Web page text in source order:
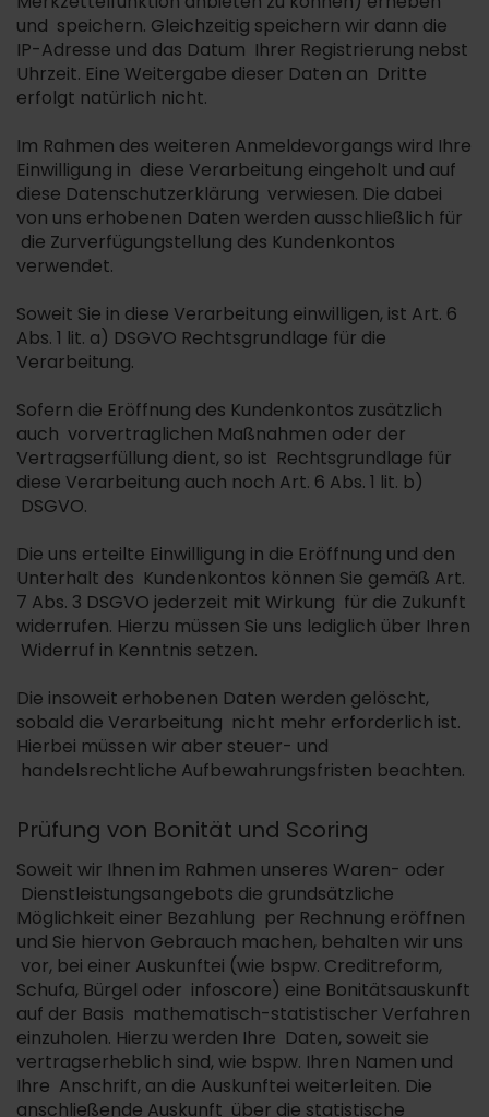
und speichern. Gleichzeitig speichern wir dann die
IP-Adresse und das Datum Ihrer Registrierung nebst
Uhrzeit. Eine Weitergabe dieser Daten an Dritte
erfolgt natürlich nicht.
Im Rahmen des weiteren Anmeldevorgangs wird Ihre
Einwilligung in diese Verarbeitung eingeholt und auf
diese Datenschutzerklärung verwiesen. Die dabei
von uns erhobenen Daten werden ausschließlich für
die Zurverfügungstellung des Kundenkontos
verwendet.
Soweit Sie in diese Verarbeitung einwilligen, ist Art. 6
Abs. 1 lit. a) DSGVO Rechtsgrundlage für die
Verarbeitung.
Sofern die Eröffnung des Kundenkontos zusätzlich
auch vorvertraglichen Maßnahmen oder der
Vertragserfüllung dient, so ist Rechtsgrundlage für
diese Verarbeitung auch noch Art. 6 Abs. 1 lit. b)
DSGVO.
Die uns erteilte Einwilligung in die Eröffnung und den
Unterhalt des Kundenkontos können Sie gemäß Art.
7 Abs. 3 DSGVO jederzeit mit Wirkung für die Zukunft
widerrufen. Hierzu müssen Sie uns lediglich über Ihren
Widerruf in Kenntnis setzen.
Die insoweit erhobenen Daten werden gelöscht,
sobald die Verarbeitung nicht mehr erforderlich ist.
Hierbei müssen wir aber steuer- und
handelsrechtliche Aufbewahrungsfristen beachten.
Prüfung von Bonität und Scoring
Soweit wir Ihnen im Rahmen unseres Waren- oder
Dienstleistungsangebots die grundsätzliche
Möglichkeit einer Bezahlung per Rechnung eröffnen
und Sie hiervon Gebrauch machen, behalten wir uns
vor, bei einer Auskunftei (wie bspw. Creditreform,
Schufa, Bürgel oder infoscore) eine Bonitätsauskunft
auf der Basis mathematisch-statistischer Verfahren
einzuholen. Hierzu werden Ihre Daten, soweit sie
vertragserheblich sind, wie bspw. Ihren Namen und
Ihre Anschrift, an die Auskunftei weiterleiten. Die
anschließende Auskunft über die statistische